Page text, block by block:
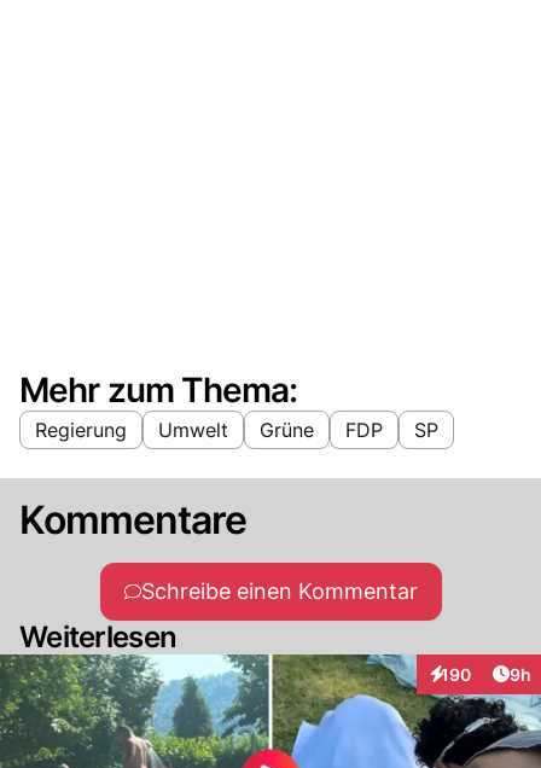
Mehr zum Thema:
Regierung Umwelt Grüne FDP SP
Kommentare
Schreibe einen Kommentar
Weiterlesen
190
Interaktionen
9h